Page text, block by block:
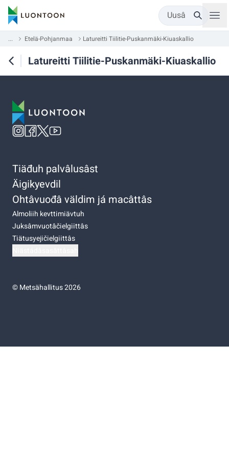
Uusâ
... Etelä-Pohjanmaa Latureitti Tiilitie-Puskanmäki-Kiuaskallio
Latureitti Tiilitie-Puskanmäki-Kiuaskallio
Tiäđuh palvâlusâst
Äigikyevdil
Ohtâvuođâ väldim já macâttâs
Almoliih kevttimiävtuh
Juksâmvuotâčielgiittâs
Tiätusyejičielgiittâs
©Metsähallitus 2026